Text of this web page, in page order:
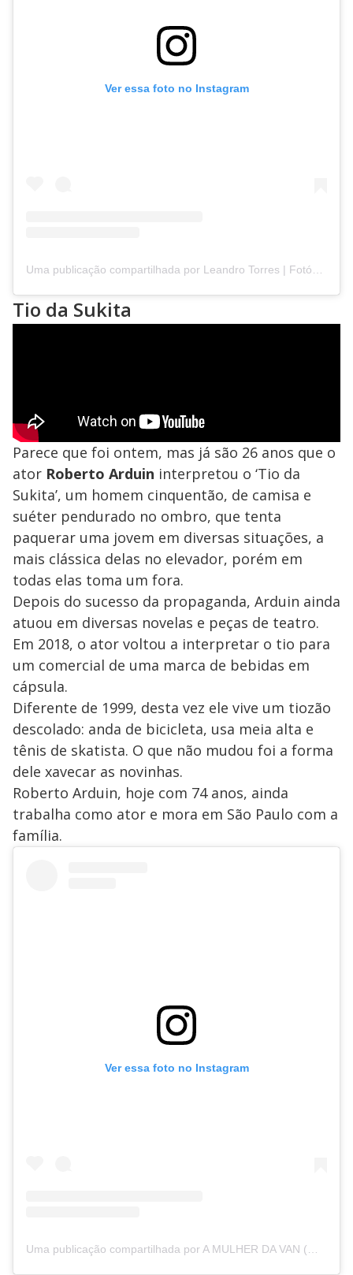
Ver essa foto no Instagram
Uma publicação compartilhada por Leandro Torres | Fotógrafo Retratista (@leandrotorresfotos)
Tio da Sukita
Parece que foi ontem, mas já são 26 anos que o
ator Roberto Arduin interpretou o ‘Tio da
Sukita’, um homem cinquentão, de camisa e
suéter pendurado no ombro, que tenta
paquerar uma jovem em diversas situações, a
mais clássica delas no elevador, porém em
todas elas toma um fora.
Depois do sucesso da propaganda, Arduin ainda
atuou em diversas novelas e peças de teatro.
Em 2018, o ator voltou a interpretar o tio para
um comercial de uma marca de bebidas em
cápsula.
Diferente de 1999, desta vez ele vive um tiozão
descolado: anda de bicicleta, usa meia alta e
tênis de skatista. O que não mudou foi a forma
dele xavecar as novinhas.
Roberto Arduin, hoje com 74 anos, ainda
trabalha como ator e mora em São Paulo com a
família.
Ver essa foto no Instagram
Uma publicação compartilhada por A MULHER DA VAN (@amulherdavan)